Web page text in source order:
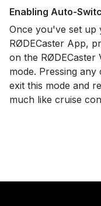
Enabling Auto-
Once you've set up
RØDECaster App,
on the RØDECaster
mode. Pressing
exit this mode and
much like cruise